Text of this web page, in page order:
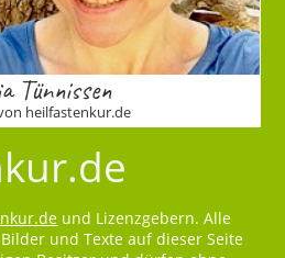
Tünnissen
heilfastenkur.de
und Lizenzgebern. Alle
und Texte auf dieser Seite